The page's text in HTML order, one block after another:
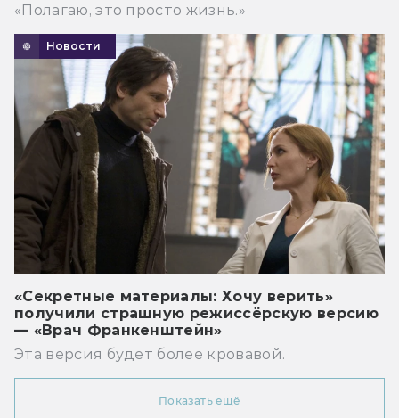
«Полагаю, это просто жизнь.»
Новости
«Секретные материалы: Хочу верить»
получили страшную режиссёрскую версию
— «Врач Франкенштейн»
Эта версия будет более кровавой.
Показать ещё